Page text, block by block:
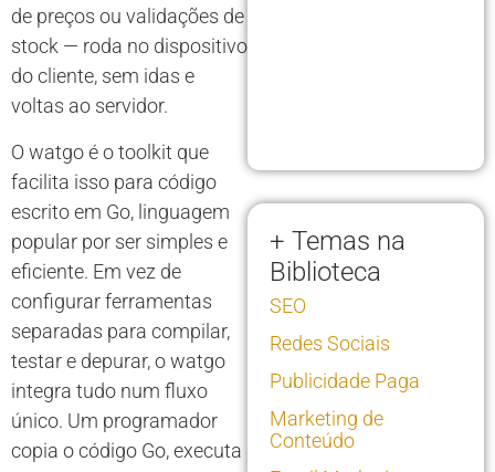
de preços ou validações de
stock — roda no dispositivo
do cliente, sem idas e
voltas ao servidor.
O watgo é o toolkit que
facilita isso para código
escrito em Go, linguagem
popular por ser simples e
eficiente. Em vez de
configurar ferramentas
separadas para compilar,
testar e depurar, o watgo
integra tudo num fluxo
único. Um programador
copia o código Go, executa
+ Temas na
Biblioteca
SEO
Redes Sociais
Publicidade Paga
Marketing de
Conteúdo